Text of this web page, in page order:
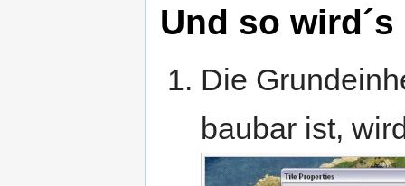
Und so
Die
baubar ist,